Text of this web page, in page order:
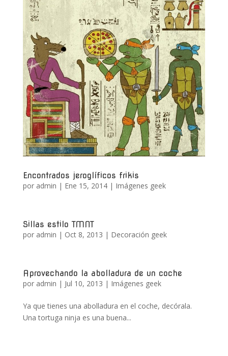
Encontrados jeroglíficos frikis
por admin | Ene 15, 2014| Imágenes geek
Sillas estilo TMNT
por admin | Oct 8, 2013 | Decoración geek
Aprovechando la abolladura de un coche
por admin | Jul 10, 2013 | Imágenes geek
Ya que tienes una abolladura en el coche, decórala.
Una tortuga ninja es una buena...